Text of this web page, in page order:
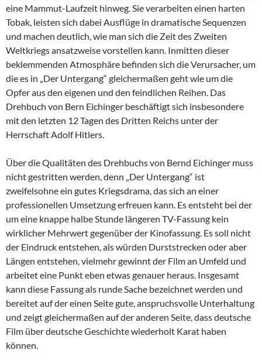
eine Mammut-Laufzeit hinweg. Sie verarbeiten einen harten
Tobak, leisten sich dabei Ausflüge in dramatische Sequenzen
und machen deutlich, wie man sich die Zeit des Zweiten
Weltkriegs ansatzweise vorstellen kann. Inmitten dieser
beklemmenden Atmosphäre befinden sich die Verursacher, um
die es in „Der Untergang“ gleichermaßen geht wie um die
Opfer aus den eigenen und den feindlichen Reihen. Das
Drehbuch von Bern Eichinger beschäftigt sich insbesondere
mit den letzten 12 Tagen des Dritten Reichs unter der
Herrschaft Adolf Hitlers.
Über die Qualitäten des Drehbuchs von Bernd Eichinger muss
nicht gestritten werden, denn „Der Untergang“ ist
zweifelsohne ein gutes Kriegsdrama, das sich an einer
professionellen Umsetzung erfreuen kann. Es entsteht bei der
um eine knappe halbe Stunde längeren TV-Fassung kein
wirklicher Mehrwert gegenüber der Kinofassung. Es soll nicht
der Eindruck entstehen, als würden Durststrecken oder aber
Längen entstehen, vielmehr gewinnt der Film an Umfeld und
arbeitet eine Punkt eben etwas genauer heraus. Insgesamt
kann diese Fassung als runde Sache bezeichnet werden und
bereitet auf der einen Seite gute, anspruchsvolle Unterhaltung
und zeigt gleichermaßen auf der anderen Seite, dass deutsche
Film über deutsche Geschichte wiederholt Karat haben
können.